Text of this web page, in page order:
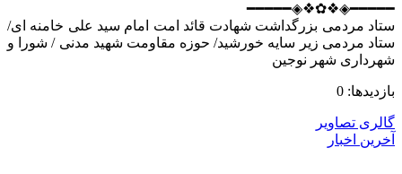
━━━━━◈❖✿❖◈━━━━━
ستاد مردمی بزرگداشت شهادت قائد امت امام سید علی خامنه ای/
ستاد مردمی زیر سایه خورشید/ حوزه مقاومت شهید مدنی / شورا و
شهرداری شهر نوجین
بازدیدها: 0
گالری تصاویر
آخرین اخبار